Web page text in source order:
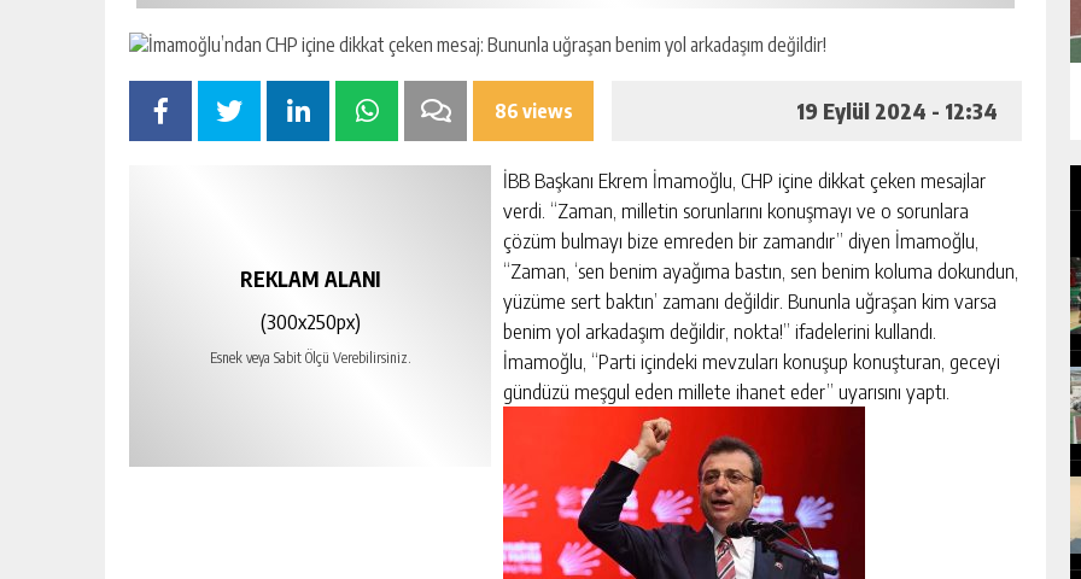
86 views 19 Eylül 2024 - 12:34
REKLAM ALANI
(300x250px)
Esnek veya Sabit Ölçü Verebilirsiniz.
İBB Başkanı Ekrem İmamoğlu, CHP içine dikkat çeken mesajlar
verdi. “Zaman, milletin sorunlarını konuşmayı ve o sorunlara
çözüm bulmayı bize emreden bir zamandır” diyen İmamoğlu,
“Zaman, ‘sen benim ayağıma bastın, sen benim koluma dokundun,
yüzüme sert baktın’ zamanı değildir. Bununla uğraşan kim varsa
benim yol arkadaşım değildir, nokta!” ifadelerini kullandı.
İmamoğlu, “Parti içindeki mevzuları konuşup konuşturan, geceyi
gündüzü meşgul eden millete ihanet eder” uyarısını yaptı.